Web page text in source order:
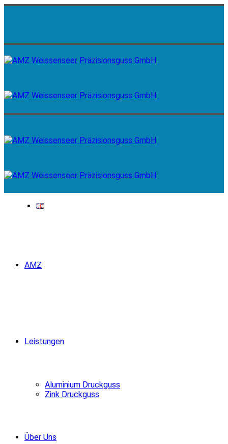
AMZ
Leistungen
Aluminium Druckguss
Zink Druckguss
Über Uns